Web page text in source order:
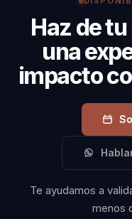
Haz de
una
impacto
Te ayudamos a
menos